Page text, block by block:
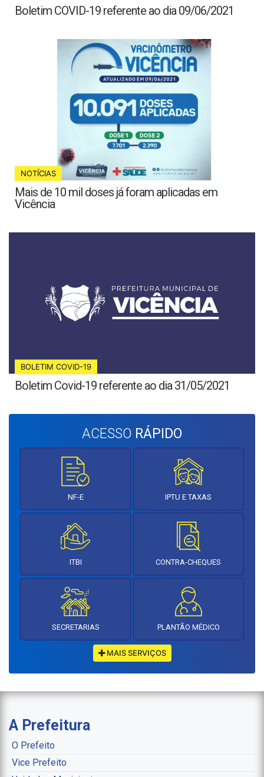
Boletim COVID-19 referente ao dia 09/06/2021
NOTÍCIAS
Mais de 10 mil doses já foram aplicadas em
Vicência
BOLETIM COVID-19
Boletim Covid-19 referente ao dia 31/05/2021
ACESSO RÁPIDO
NF-E IPTU E TAXAS
ITBI CONTRA-CHEQUES
SECRETARIAS PLANTÃO MÉDICO
MAIS SERVIÇOS
A Prefeitura
O Prefeito
Vice Prefeito